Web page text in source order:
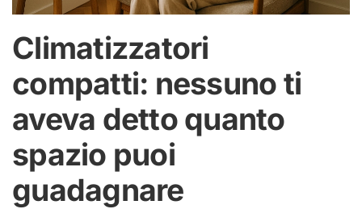
Climatizzatori
compatti: nessuno ti
aveva detto quanto
spazio puoi
guadagnare